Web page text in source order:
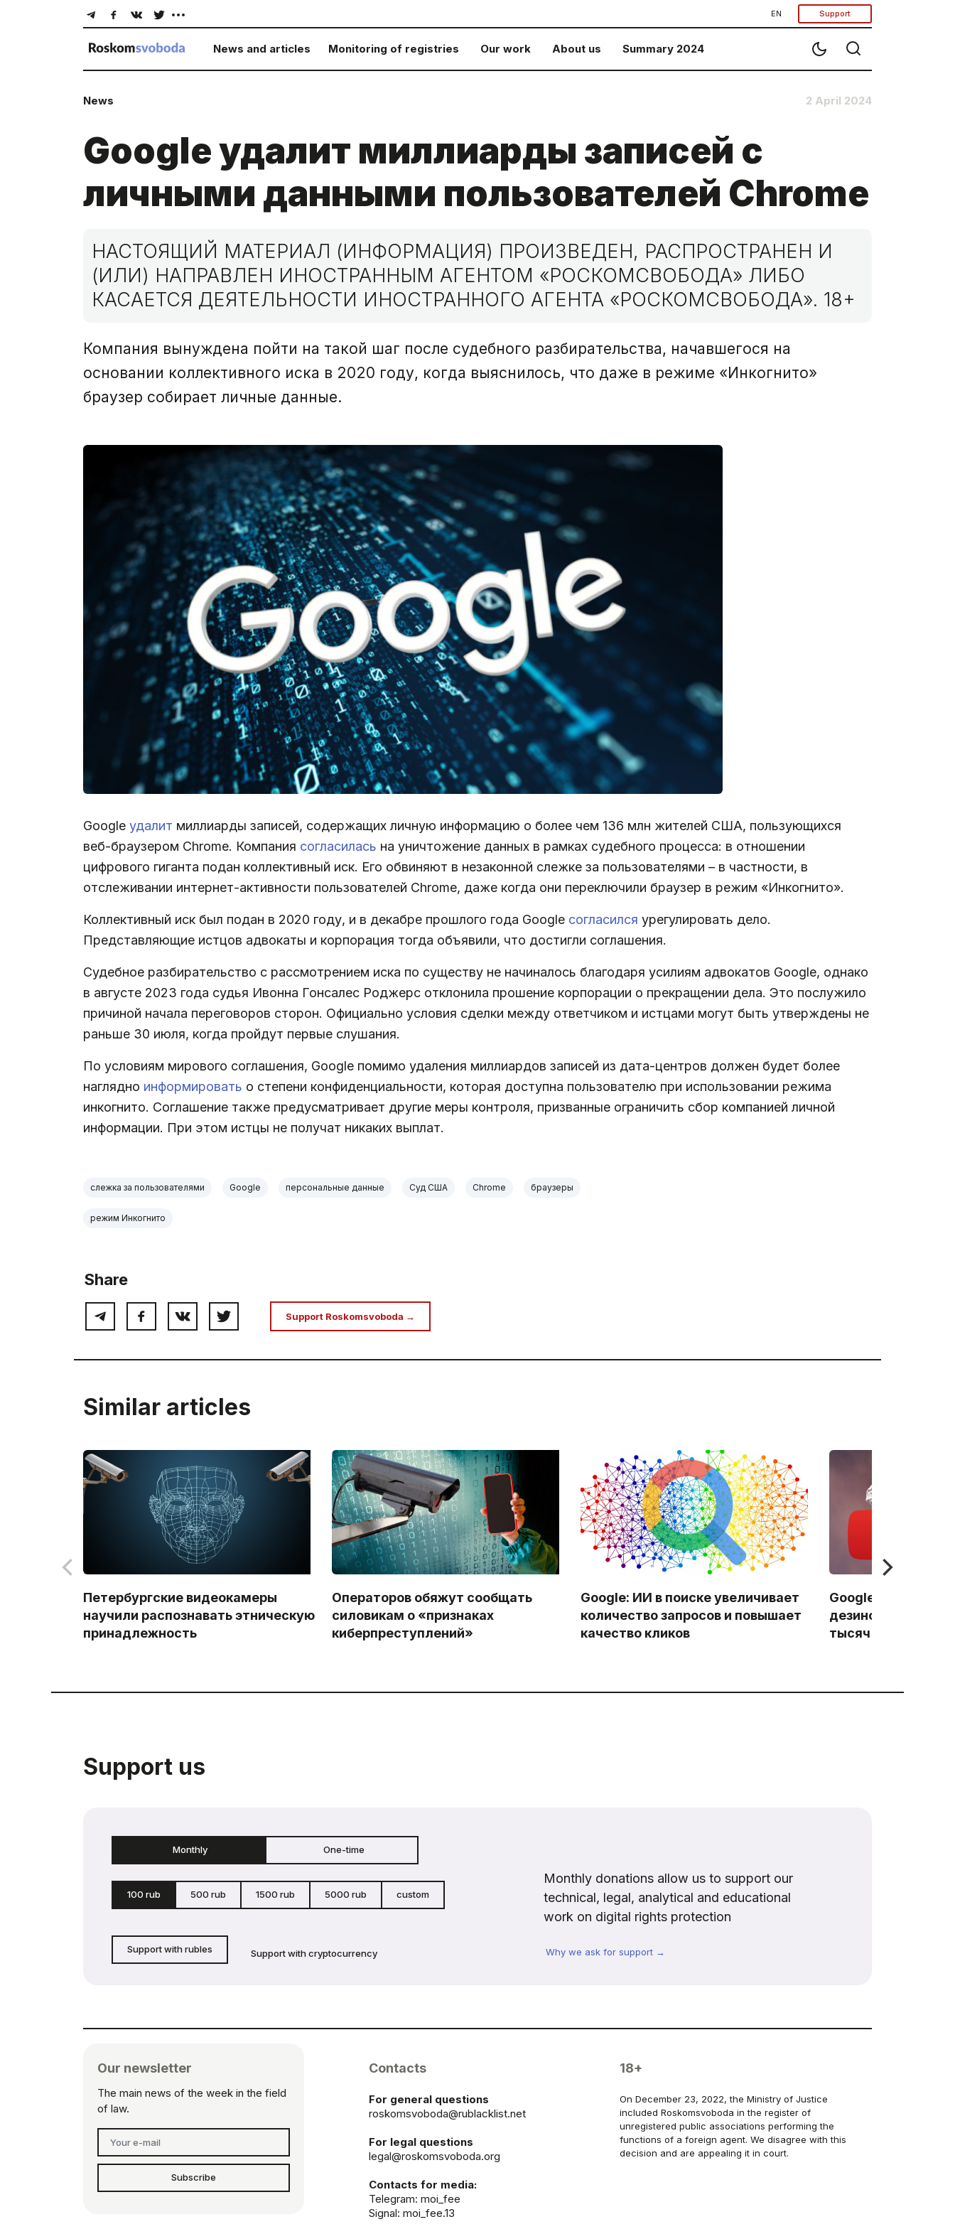
EN Support
News and articles Monitoring of registries Our work About us Summary 2024
News 2 April 2024
Google удалит миллиарды записей с
личными данными пользователей Chrome
НАСТОЯЩИЙ МАТЕРИАЛ (ИНФОРМАЦИЯ) ПРОИЗВЕДЕН, РАСПРОСТРАНЕН И
(ИЛИ) НАПРАВЛЕН ИНОСТРАННЫМ АГЕНТОМ «РОСКОМСВОБОДА» ЛИБО
КАСАЕТСЯ ДЕЯТЕЛЬНОСТИ ИНОСТРАННОГО АГЕНТА «РОСКОМСВОБОДА». 18+
Компания вынуждена пойти на такой шаг после судебного разбирательства, начавшегося на
основании коллективного иска в 2020 году, когда выяснилось, что даже в режиме «Инкогнито»
браузер собирает личные данные.
Google удалит миллиарды записей, содержащих личную информацию о более чем 136 млн жителей США, пользующихся
веб-браузером Chrome. Компания согласилась на уничтожение данных в рамках судебного процесса: в отношении
цифрового гиганта подан коллективный иск. Его обвиняют в незаконной слежке за пользователями – в частности, в
отслеживании интернет-активности пользователей Chrome, даже когда они переключили браузер в режим «Инкогнито».
Коллективный иск был подан в 2020 году, и в декабре прошлого года Google согласился урегулировать дело.
Представляющие истцов адвокаты и корпорация тогда объявили, что достигли соглашения.
Судебное разбирательство с рассмотрением иска по существу не начиналось благодаря усилиям адвокатов Google, однако
в августе 2023 года судья Ивонна Гонсалес Роджерс отклонила прошение корпорации о прекращении дела. Это послужило
причиной начала переговоров сторон. Официально условия сделки между ответчиком и истцами могут быть утверждены не
раньше 30 июля, когда пройдут первые слушания.
По условиям мирового соглашения, Google помимо удаления миллиардов записей из дата-центров должен будет более
наглядно информировать о степени конфиденциальности, которая доступна пользователю при использовании режима
инкогнито. Соглашение также предусматривает другие меры контроля, призванные ограничить сбор компанией личной
информации. При этом истцы не получат никаких выплат.
слежка за пользователями Google персональные данные Суд США Chrome браузеры
режим Инкогнито
Share
Support Roskomsvoboda →
Similar articles
Петербургские видеокамеры
научили распознавать этническую
принадлежность
Операторов обяжут сообщать
силовикам о «признаках
киберпреступлений»
Google: ИИ в поиске увеличивает
количество запросов и повышает
качество кликов
Google в целях
дезинформацией
тысяч YouTube-
Support us
Monthly One-time
100 rub 500 rub 1500 rub 5000 rub custom
Support with rubles Support with cryptocurrency
Monthly donations allow us to support our
technical, legal, analytical and educational
work on digital rights protection
Why we ask for support →
Our newsletter
The main news of the week in the field
of law.
Subscribe
Contacts
For general questions
roskomsvoboda@rublacklist.net
For legal questions
legal@roskomsvoboda.org
Contacts for media:
Telegram: moi_fee
Signal: moi_fee.13
18+
On December 23, 2022, the Ministry of Justice
included Roskomsvoboda in the register of
unregistered public associations performing the
functions of a foreign agent. We disagree with this
decision and are appealing it in court.